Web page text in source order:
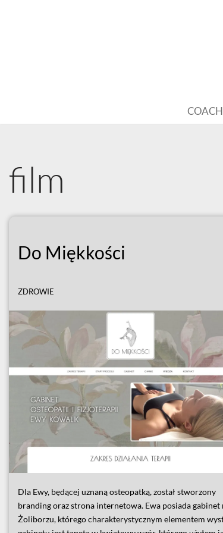
film
Do Miękkości
ZDROWIE
Dla Ewy, będącej uznaną osteopatką, został stworzony
branding oraz strona internetowa. Ewa posiada gabinet
Żoliborzu, którego charakterystycznym elementem